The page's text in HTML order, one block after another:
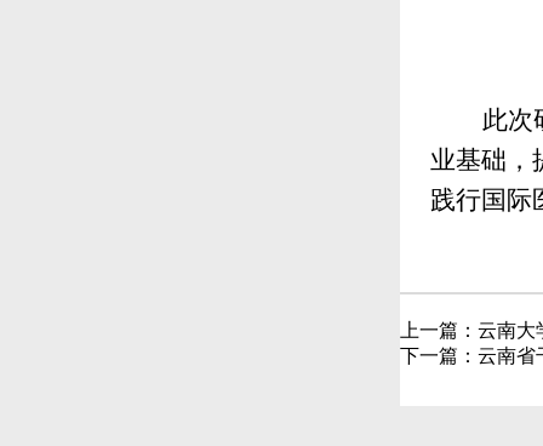
此次
业基础，
践行国际
上一篇： 云南大
下一篇： 云南省